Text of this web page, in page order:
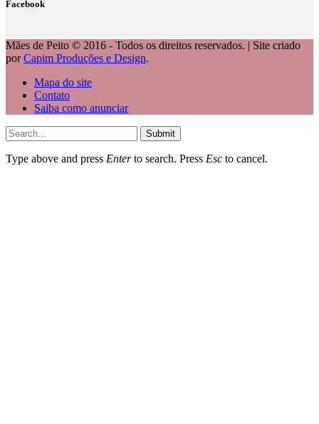
Facebook
Mães de Peito © 2016 - Todos os direitos reservados. | Site criado
porCapim Produções e Design.
Mapa do site
Contato
Saiba como anunciar
Submit
Type above and press Enterto search. Press Esc to cancel.